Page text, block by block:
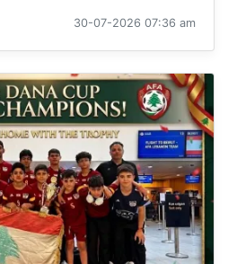
30-07-2026 07:36 am